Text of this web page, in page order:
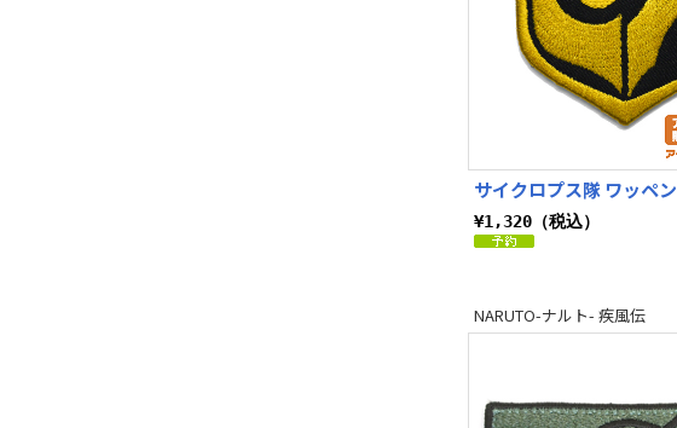
サイクロプス隊 ワッペン
¥1,320（税込）
NARUTO-ナルト- 疾風伝